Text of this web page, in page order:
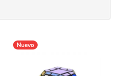
Nuevo